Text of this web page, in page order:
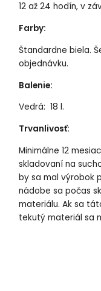
12 až 24 hodín, v
Farby:
Štandardne biela.
objednávku.
Balenie:
Vedrá: 18 l.
Trvanlivosť:
Minimálne 12
skladovaní na
by sa mal výrobok
nádobe sa počas
materiálu. Ak sa
tekutý materiál sa